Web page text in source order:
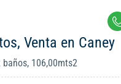
Venta en Caney
106,00mts2